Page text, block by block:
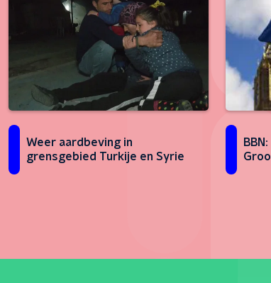
Weer aardbeving in
grensgebied Turkije en Syrie